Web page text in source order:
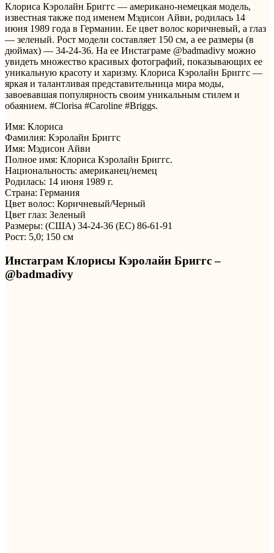
Клориса Кэролайн Бриггс — американо-немецкая модель,
известная также под именем Мэдисон Айви, родилась 14
июня 1989 года в Германии. Ее цвет волос коричневый, а глаз
— зеленый. Рост модели составляет 150 см, а ее размеры (в
дюймах) — 34-24-36. На ее Инстаграме @badmadivy можно
увидеть множество красивых фотографий, показывающих ее
уникальную красоту и харизму. Клориса Кэролайн Бриггс —
яркая и талантливая представительница мира моды,
завоевавшая популярность своим уникальным стилем и
обаянием. #Clorisa #Caroline #Briggs.
Имя: Клориса
Фамилия: Кэролайн Бриггс
Имя: Мэдисон Айви
Полное имя: Клориса Кэролайн Бриггс.
Национальность: американец/немец
Родилась: 14 июня 1989 г.
Страна: Германия
Цвет волос: Коричневый/Черный
Цвет глаз: Зеленый
Размеры: (США) 34-24-36 (ЕС) 86-61-91
Рост: 5,0; 150 см
Инстаграм Клорисы Кэролайн Бриггс –
@badmadivy